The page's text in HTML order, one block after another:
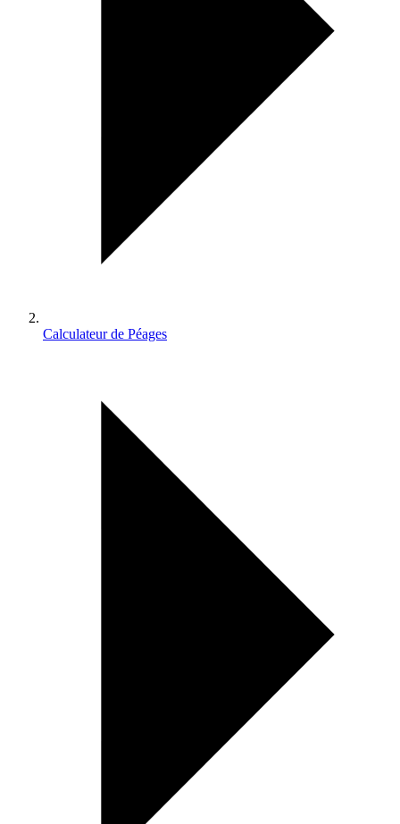
Calculateur de Péages